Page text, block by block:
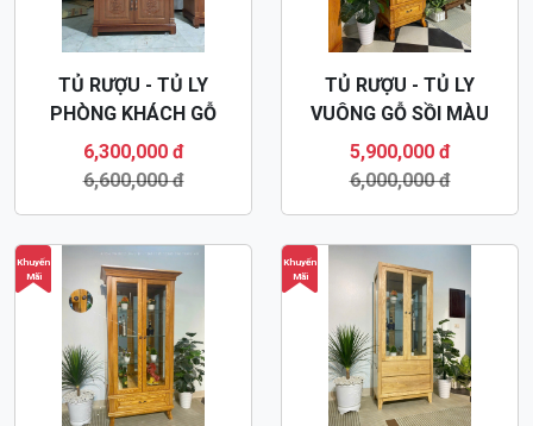
TỦ RƯỢU - TỦ LY
PHÒNG KHÁCH GỖ
XOAN ĐÀO TR36
6,300,000 đ
6,600,000 đ
TỦ RƯỢU - TỦ LY
VUÔNG GỖ SỒI MÀU
HƯƠNG TR35
5,900,000 đ
6,000,000 đ
Khuyến
Mãi
Khuyến
Mãi